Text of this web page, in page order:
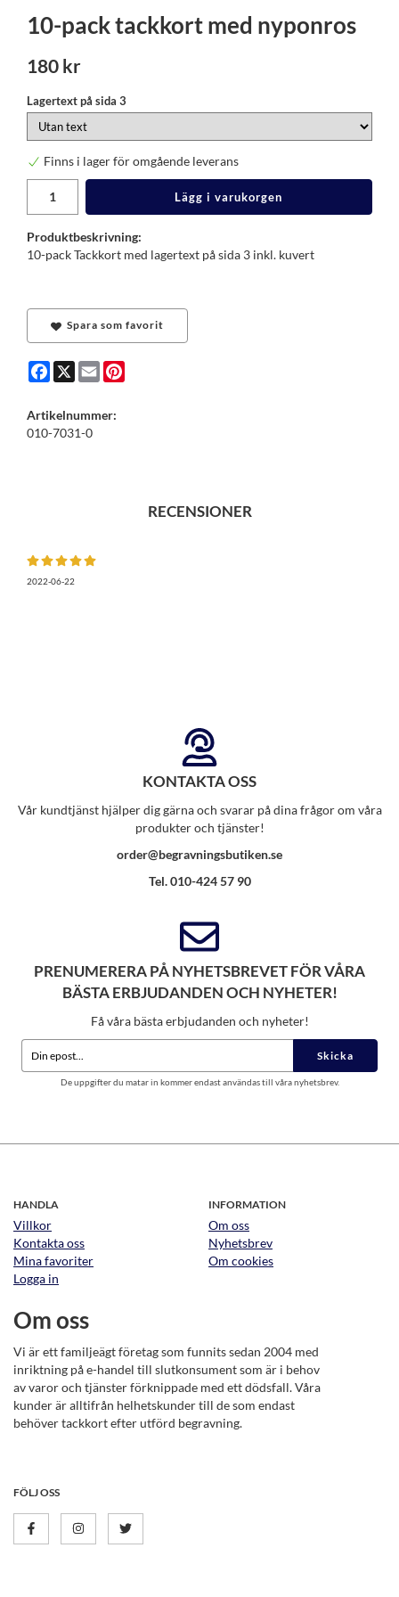
10-pack tackkort med nyponros
180 kr
Lagertext på sida 3
Finns i lager för omgående leverans
Lägg i varukorgen
Produktbeskrivning:
10-pack Tackkort med lagertext på sida 3 inkl. kuvert
Spara som favorit
Facebook
X Email
Artikelnummer:
010-7031-0
RECENSIONER
2022-06-22
KONTAKTA OSS
Vår kundtjänst hjälper dig gärna och svarar på dina frågor om våra
produkter och tjänster!
order@begravningsbutiken.se
Tel. 010-424 57 90
PRENUMERERA PÅ NYHETSBREVET FÖR VÅRA
BÄSTA ERBJUDANDEN OCH NYHETER!
Få våra bästa erbjudanden och nyheter!
Skicka
De uppgifter du matar in kommer endast användas till våra nyhetsbrev.
HANDLA
Villkor
Kontakta oss
Mina favoriter
Logga in
INFORMATION
Om oss
Nyhetsbrev
Om cookies
Om oss
Vi är ett familjeägt företag som funnits sedan 2004 med
inriktning på e-handel till slutkonsument som är i behov
av varor och tjänster förknippade med ett dödsfall. Våra
kunder är alltifrån helhetskunder till de som endast
behöver tackkort efter utförd begravning.
FÖLJ OSS